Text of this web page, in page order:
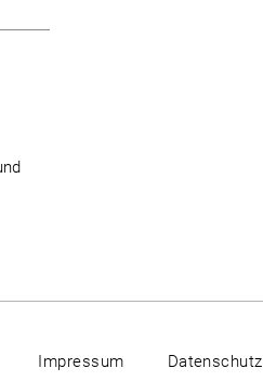
Impressum Datenschutz